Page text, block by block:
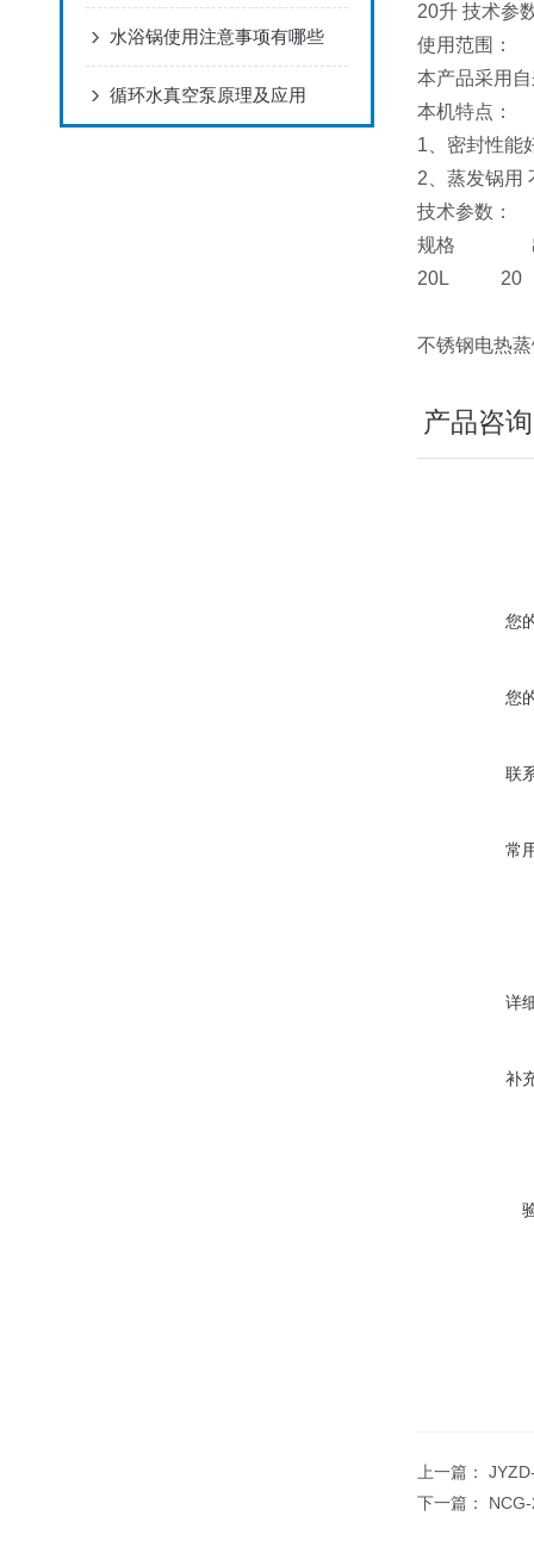
水浴锅使用注意事项有哪些
循环水真空泵原理及应用
20升 技术参
使用范围：
本产品采用
本机特点：
1、密封性能
2、蒸发锅用
技术参数：
规格 出
20L
不锈钢电热
产品咨询
您
您
联
常
详
补
上一篇：
下一篇：